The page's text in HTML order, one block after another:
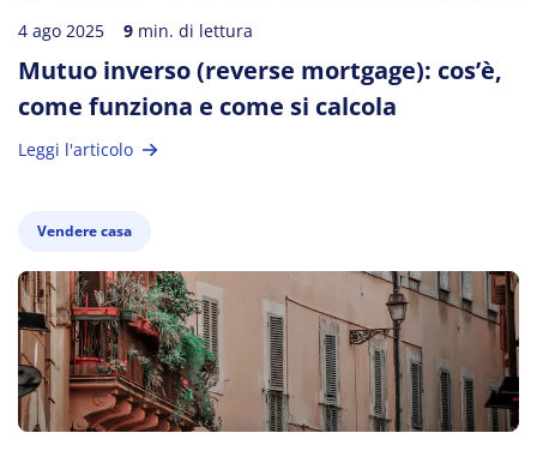
4 ago 2025 9 min. di lettura
Mutuo inverso (reverse mortgage): cos’è,
come funziona e come si calcola
Leggi l'articolo
Vendere casa